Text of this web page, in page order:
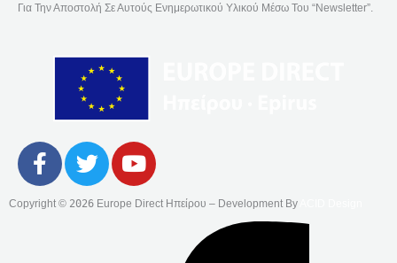
Για Την Αποστολή Σε Αυτούς Ενημερωτικού Υλικού Μέσω Του “Newsletter”.
F
A
C
T
W
I
Y
O
U
Copyright © 2026 Europe Direct Ηπείρου – Development By